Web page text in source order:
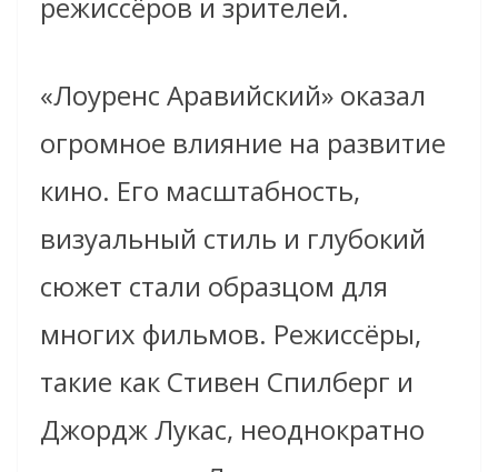
режиссёров и зрителей.
«Лоуренс Аравийский» оказал
огромное влияние на развитие
кино. Его масштабность,
визуальный стиль и глубокий
сюжет стали образцом для
многих фильмов. Режиссёры,
такие как Стивен Спилберг и
Джордж Лукас, неоднократно